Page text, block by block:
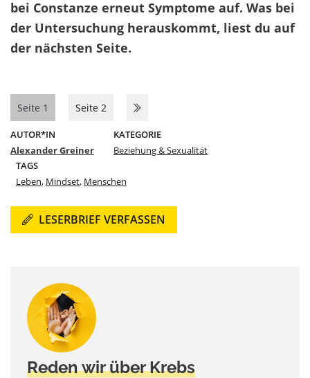
bei Constanze erneut Symptome auf. Was bei
der Untersuchung herauskommt, liest du auf
der nächsten Seite.
Seite 1 Seite 2
AUTOR*IN
Alexander Greiner
KATEGORIE
Beziehung & Sexualität
TAGS
Leben, Mindset, Menschen
LESERBRIEF VERFASSEN
Reden wir über Krebs